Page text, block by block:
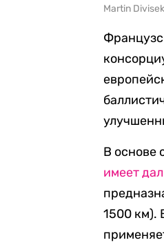
Martin
В основе
имеет
1500 км).